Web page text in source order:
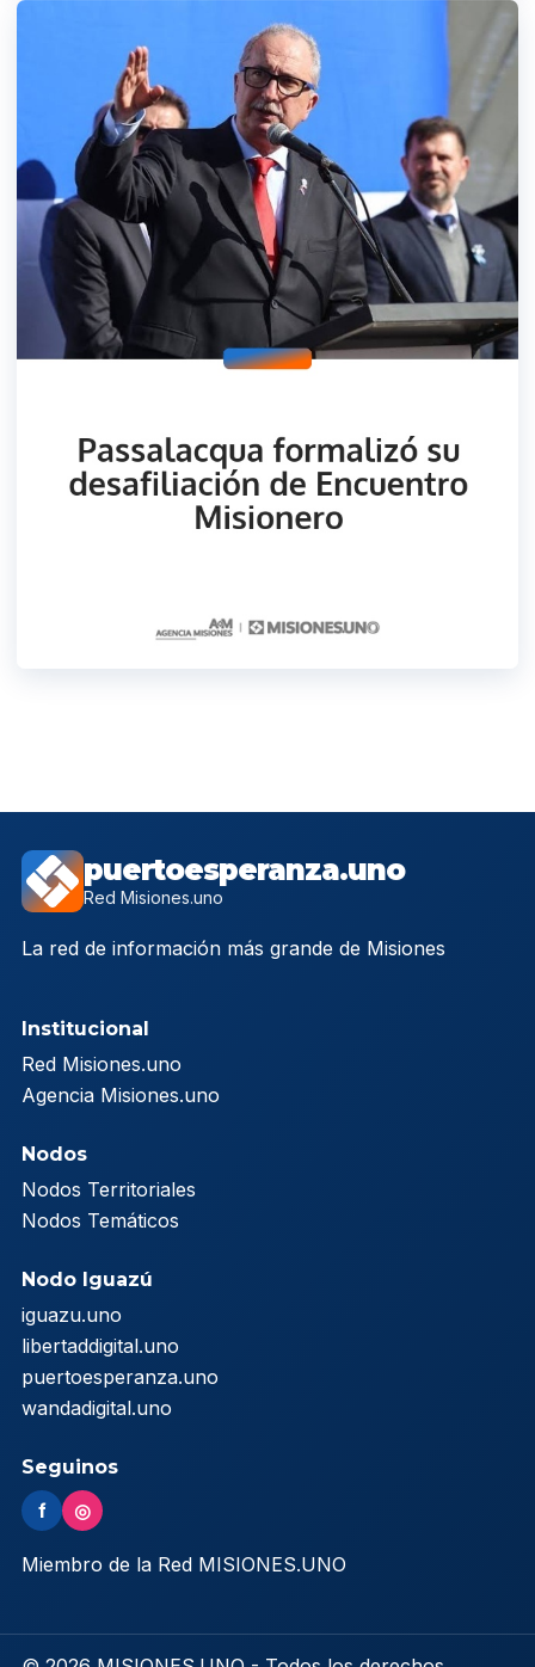
puertoesperanza.uno
Red Misiones.uno
La red de información más grande de Misiones
Institucional
Red Misiones.uno
Agencia Misiones.uno
Nodos
Nodos Territoriales
Nodos Temáticos
Nodo Iguazú
iguazu.uno
libertaddigital.uno
puertoesperanza.uno
wandadigital.uno
Seguinos
f ◎
Miembro de la Red MISIONES.UNO